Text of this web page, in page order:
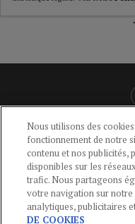
CGU-POLITIQUE DE
Nous utilisons des
fonctionnement de notre
contenu et nos publicités,
disponibles sur les
trafic. Nous partageons
votre navigation sur notre
analytiques, publicitaires
DE COOKIES